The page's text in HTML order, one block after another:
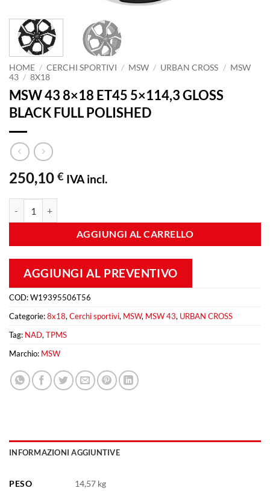
HOME / CERCHI SPORTIVI / MSW / URBAN CROSS / MSW
43 / 8X18
MSW 43 8×18 ET45 5×114,3 GLOSS
BLACK FULL POLISHED
250,10 € IVA incl.
AGGIUNGI AL CARRELLO
AGGIUNGI AL PREVENTIVO
COD:W19395506T56
Categorie:8x18,Cerchi sportivi, MSW, MSW 43, URBAN CROSS
Tag: NAD,TPMS
Marchio: MSW
INFORMAZIONI AGGIUNTIVE
PESO 14,57 kg